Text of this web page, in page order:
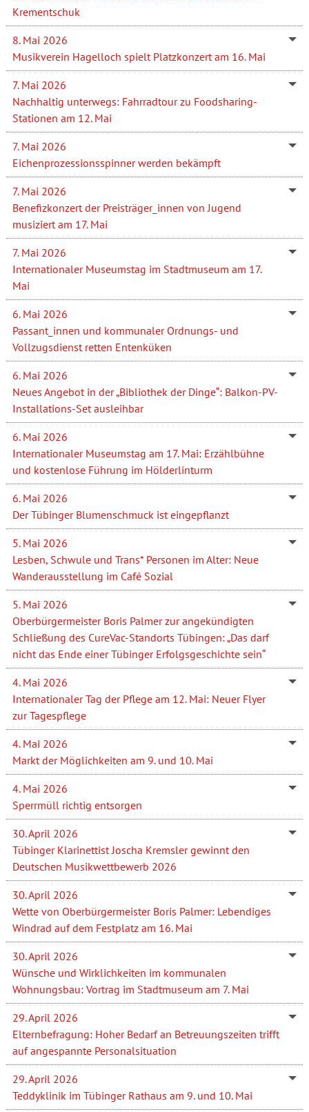
Krementschuk
8. Mai 2026
Musikverein Hagelloch spielt Platzkonzert am 16. Mai
7. Mai 2026
Nachhaltig unterwegs: Fahrradtour zu Foodsharing-
Stationen am 12. Mai
7. Mai 2026
Eichenprozessionsspinner werden bekämpft
7. Mai 2026
Benefizkonzert der Preisträger_innen von Jugend
musiziert am 17. Mai
7. Mai 2026
Internationaler Museumstag im Stadtmuseum am 17.
Mai
6. Mai 2026
Passant_innen und kommunaler Ordnungs- und
Vollzugsdienst retten Entenküken
6. Mai 2026
Neues Angebot in der „Bibliothek der Dinge“: Balkon-PV-
Installations-Set ausleihbar
6. Mai 2026
Internationaler Museumstag am 17. Mai: Erzählbühne
und kostenlose Führung im Hölderlinturm
6. Mai 2026
Der Tübinger Blumenschmuck ist eingepflanzt
5. Mai 2026
Lesben, Schwule und Trans* Personen im Alter: Neue
Wanderausstellung im Café Sozial
5. Mai 2026
Oberbürgermeister Boris Palmer zur angekündigten
Schließung des CureVac-Standorts Tübingen: „Das darf
nicht das Ende einer Tübinger Erfolgsgeschichte sein“
4. Mai 2026
Internationaler Tag der Pflege am 12. Mai: Neuer Flyer
zur Tagespflege
4. Mai 2026
Markt der Möglichkeiten am 9. und 10. Mai
4. Mai 2026
Sperrmüll richtig entsorgen
30. April 2026
Tübinger Klarinettist Joscha Kremsler gewinnt den
Deutschen Musikwettbewerb 2026
30. April 2026
Wette von Oberbürgermeister Boris Palmer: Lebendiges
Windrad auf dem Festplatz am 16. Mai
30. April 2026
Wünsche und Wirklichkeiten im kommunalen
Wohnungsbau: Vortrag im Stadtmuseum am 7. Mai
29. April 2026
Elternbefragung: Hoher Bedarf an Betreuungszeiten trifft
auf angespannte Personalsituation
29. April 2026
Teddyklinik im Tübinger Rathaus am 9. und 10. Mai